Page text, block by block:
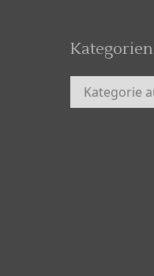
Kategorien
Kategorien